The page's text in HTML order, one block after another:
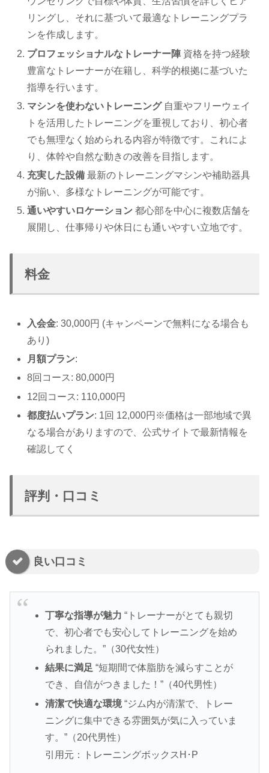
リングし、それに基づいて最適なトレーニングプラ
ンを作成します。
プロフェッショナルなトレーナー陣 資格を持つ経験
豊富なトレーナーが在籍し、科学的根拠に基づいた
指導を行います。
マシンを使わないトレーニング自重やフリーウェイ
トを活用したトレーニングを重視しており、初心者
でも無理なく始められる内容が特徴です。これによ
り、体幹や自然な動きの改善を目指します。
充実した設備 最新のトレーニングマシンや補助器具
が揃い、多様なトレーニングが可能です。
通いやすいロケーション 都心部を中心に複数店舗を
展開し、仕事帰りや休日にも通いやすい立地です。
料金
入会金: 30,000円 (キャンペーンで無料になる場合も
あり)
月額プラン:
8回コース: 80,000円
12回コース: 110,000円
都度払いプラン: 1回 12,000円※価格は一部地域で異
なる場合がありますので、公式サイトで最新情報を
確認してく
評判・口コミ
良い口コミ
丁寧な指導が魅力 “トレーナーがとても親切
で、初心者でも安心してトレーニングを始め
られました。”（30代女性）
結果に満足“短期間で体脂肪を減らすことが
でき、自信がつきました！”（40代男性）
清潔で快適な環境“ジム内が清潔で、トレー
ニングに集中できる雰囲気が気に入っていま
す。”（20代男性）
引用元：トレーニングボックスH･P